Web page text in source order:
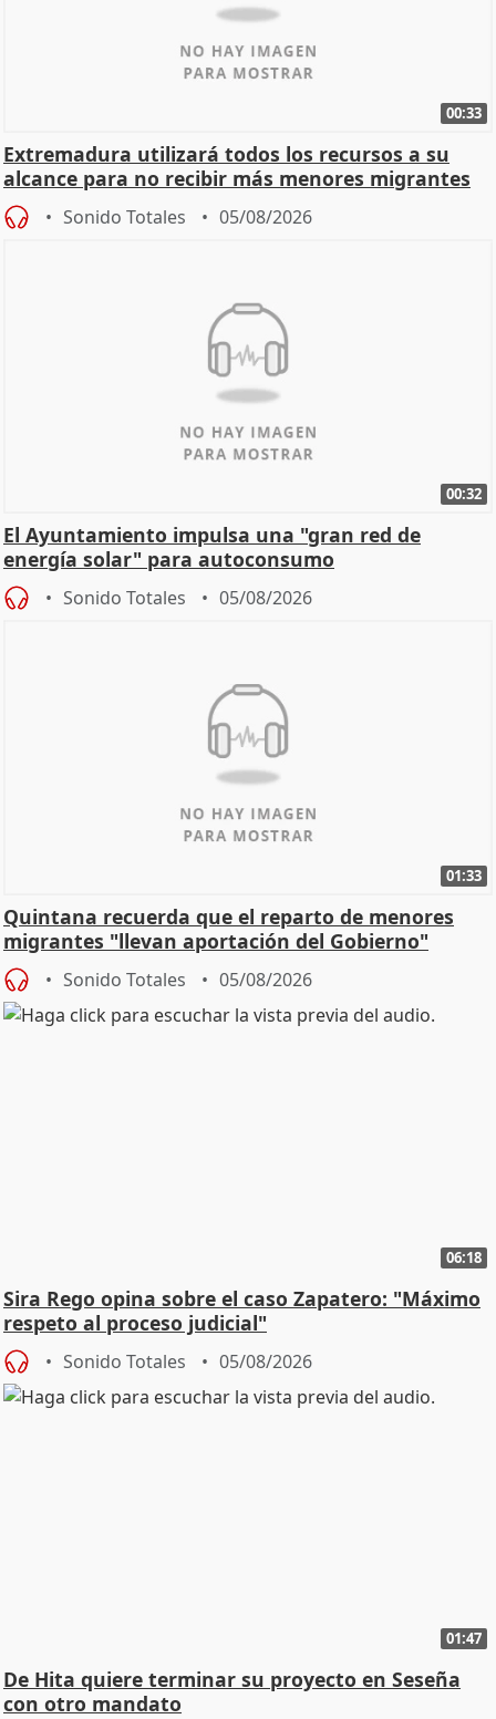
00:33
Extremadura utilizará todos los recursos a su
alcance para no recibir más menores migrantes
Sonido Totales 05/08/2026
00:32
El Ayuntamiento impulsa una "gran red de
energía solar" para autoconsumo
Sonido Totales 05/08/2026
01:33
Quintana recuerda que el reparto de menores
migrantes "llevan aportación del Gobierno"
central
Sonido Totales 05/08/2026
06:18
Sira Rego opina sobre el caso Zapatero: "Máximo
respeto al proceso judicial"
Sonido Totales 05/08/2026
01:47
De Hita quiere terminar su proyecto en Seseña
con otro mandato